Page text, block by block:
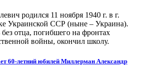
родился 11 ноября 1940 г. в г.
Украинской ССР (ныне – Украина).
отца, погибшего на фронтах
войны, окончил школу.
60-летний юбилей Миллерман Александр